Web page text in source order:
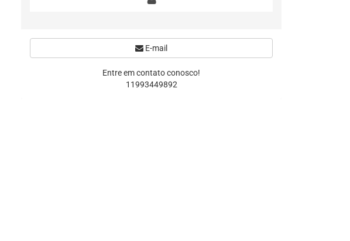
E-mail
Entre em contato conosco!
11993449892